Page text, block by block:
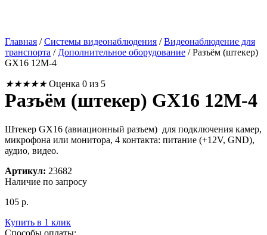
Главная /Системы видеонаблюдения /Видеонаблюдение для
транспорта / Дополнительное оборудование /Разъём (штекер)
GX16 12M-4
★★★★★ Оценка 0 из 5
Разъём (штекер) GX16 12M-4
Штекер GX16 (авиационный разъем) для подключения камер,
микрофона или монитора, 4 контакта: питание (+12V, GND),
аудио, видео.
Артикул: 23682
Наличие по запросу
105 р.
Купить в 1 клик
Способы оплаты: